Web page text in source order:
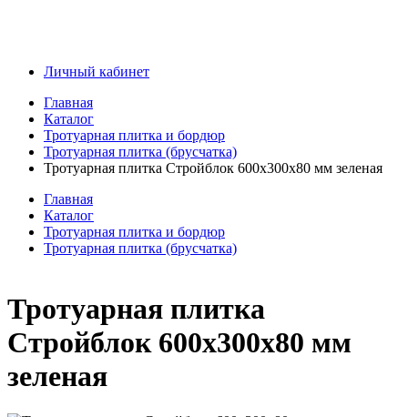
Личный кабинет
Главная
Каталог
Тротуарная плитка и бордюр
Тротуарная плитка (брусчатка)
Тротуарная плитка Стройблок 600x300x80 мм зеленая
Главная
Каталог
Тротуарная плитка и бордюр
Тротуарная плитка (брусчатка)
Тротуарная плитка
Стройблок 600x300x80 мм
зеленая